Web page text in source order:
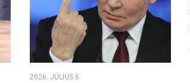
2026. JÚLIUS 6.